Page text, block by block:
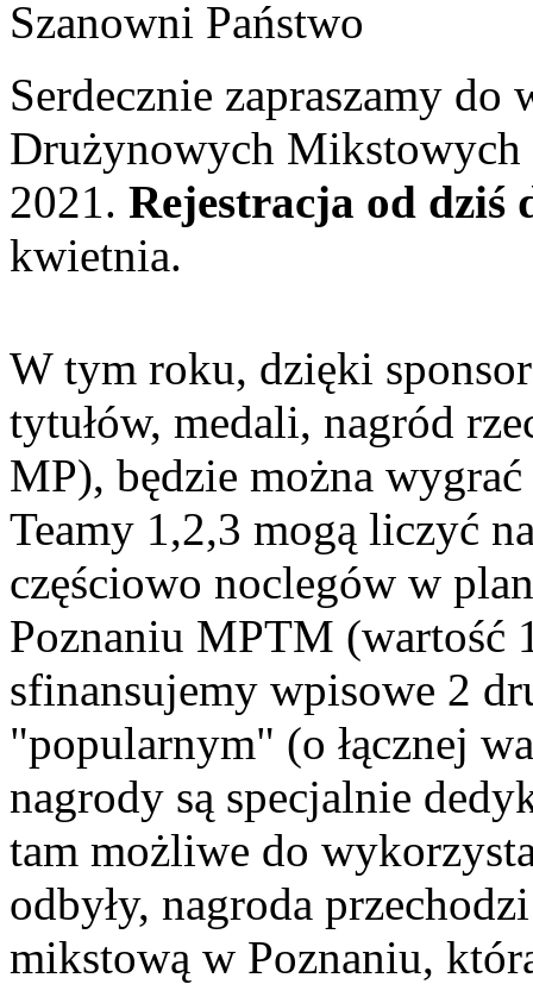
Szanowni Państwo
Serdecznie zapraszamy do
Drużynowych Mikstowych
2021. Rejestracja od dziś
kwietnia.
W tym roku, dzięki
tytułów, medali, nagród
MP), będzie można
Teamy 1,2,3 mogą liczyć
częściowo noclegów w
Poznaniu MPTM (wartość
sfinansujemy wpisowe 2
"popularnym" (o łącznej
nagrody są specjalnie
tam możliwe do
odbyły, nagroda
mikstową w Poznaniu,